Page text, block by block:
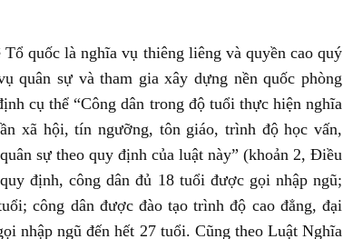
quốc là nghĩa vụ thiêng liêng và quyền cao quý
quân sự và tham gia xây dựng nền quốc phòng
cụ thể “Công dân trong độ tuổi thực hiện nghĩa
xã hội, tín ngưỡng, tôn giáo, trình độ học vấn,
sự theo quy định của luật này” (khoản 2, Điều
định, công dân đủ 18 tuổi được gọi nhập ngũ;
công dân được đào tạo trình độ cao đẳng, đại
nhập ngũ đến hết 27 tuổi. Cũng theo Luật Nghĩa